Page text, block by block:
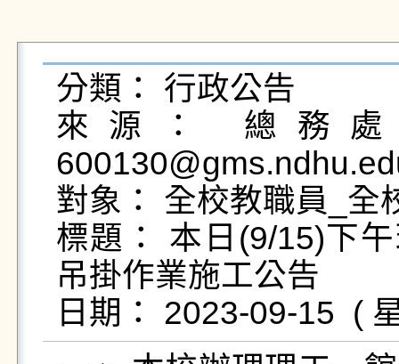
分類： 行政公告
來源： 總務
對象： 全校教職員_全
標題： 本日(9/15)下
吊掛作業施工公告